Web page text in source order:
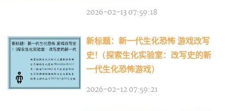
2026-02-13 07:59:18
新标题：新一代生化恐怖 游戏改写
史！(探索生化实验室：改写史的新
一代生化恐怖游戏)
2026-02-12 07:59:21